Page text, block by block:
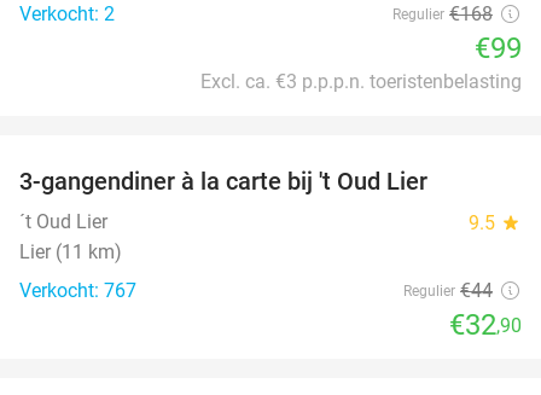
Verkocht: 2
Regulier €168
€99
Excl. ca. €3 p.p.p.n. toeristenbelasting
3-gangendiner à la carte bij 't Oud Lier
´t Oud Lier 9.5 star
Lier (11 km)
Verkocht: 767
Regulier €44
€32,90